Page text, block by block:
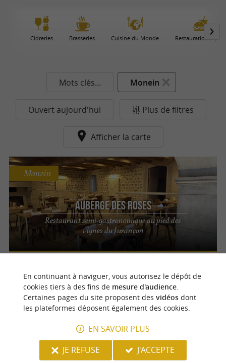
Cidreries Brasseries Cuisine du Monde Restauration rapide
Mots clés... Monein
Ouvert aujourd'hui Plus de filtres
Afficher la carte
Auberge des Roses
Restaurant semi-gastronomique au pied des
vignes du Jurançon
Monein
Monein
En continuant à naviguer, vous autorisez le dépôt de
cookies tiers à des fins de mesure d'audience.
Certaines pages du site proposent des vidéosdont
les plateformes déposent également des cookies.
EN SAVOIR PLUS
JE REFUSE
J'ACCEPTE